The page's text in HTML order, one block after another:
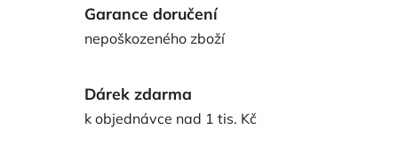
Garance doručení
nepoškozeného zboží
Dárek zdarma
k objednávce nad 1 tis. Kč